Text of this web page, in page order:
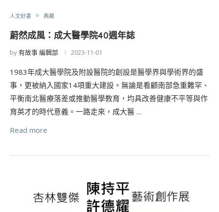
人文好書 典藏
蔚然成風：成大醫學院40週年誌
by有故事 編輯部 2023-11-01
1983年成大醫學院及附設醫院的創設是醫學界與學術界的盛
事，更被納入國家14項重大建設。無論是看顧南部急重難罕、
平衡南北醫療落差或推動醫學教育，均具改善健康不平等與作
育英才的時代意義。一路走來，成大醫 …
Read more